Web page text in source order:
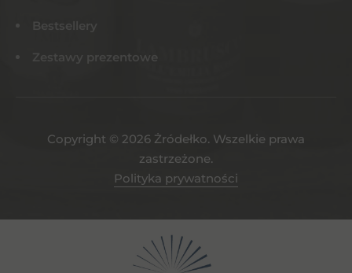
Bestsellery
Zestawy prezentowe
Copyright © 2026 Żródełko. Wszelkie prawa
zastrzeżone.
Polityka prywatności